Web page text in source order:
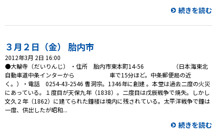
続きを読む
３月２日（金） 胎内市
2012年3月 2日 16:00
●大輪寺（だいりんじ） ・住所 胎内市東本町14-56 （日本海東北
自動車道中条インターから 車で15分ほど。中条郵便局の近
く。）・電話 0254-43-2546 曹洞宗。1346年に創建 。本堂は過去二度の火災
にあっている。１度目が天保九年（1838）。二度目は戊辰戦争で焼失。しかし
文久２年（1862）に建てられた鐘楼は境内に残されている。太平洋戦争で鐘は
一度、供出したが昭和...
続きを読む